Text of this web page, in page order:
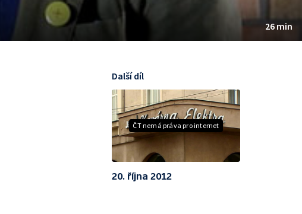
26 min
ČT nemá práva pro internet
Další díl
20. října 2012